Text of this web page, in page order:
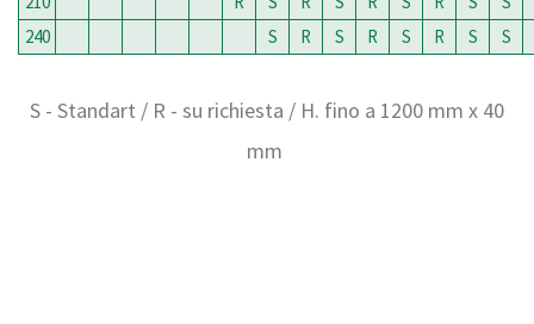
240
S R S R S R S S
S - Standart / R - su richiesta / H. fino a 1200 mm x 40
mm